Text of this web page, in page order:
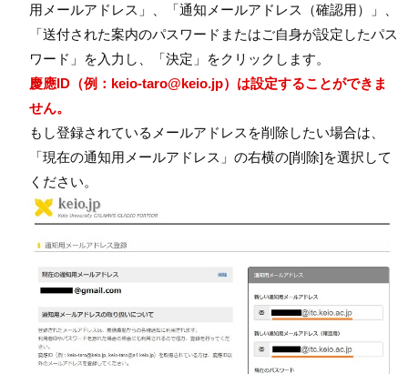
用メールアドレス」、「通知メールアドレス（確認用）」、
「送付された案内のパスワードまたはご自身が設定したパス
ワード」を入力し、「決定」をクリックします。
慶應ID（例：keio-taro@keio.jp）は設定することができま
せん。
もし登録されているメールアドレスを削除したい場合は、
「現在の通知用メールアドレス」の右横の[削除]を選択して
ください。